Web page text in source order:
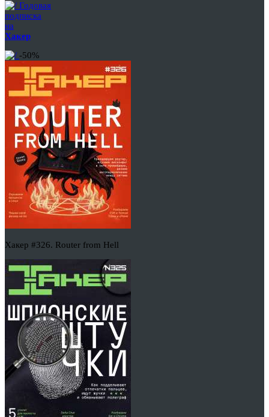
Годовая
подписка
на
Хакер
-50%
Хакер #326. Router from Hell